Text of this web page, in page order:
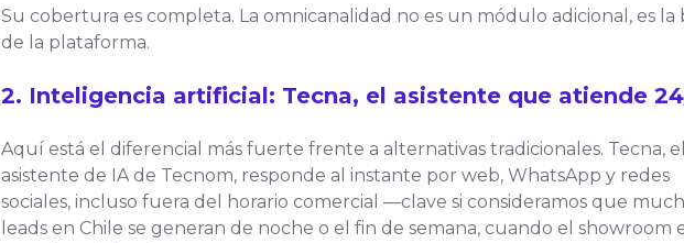
Su cobertura es completa. La omnicanalidad no es un módulo adicional, es la
de la plataforma.
2. Inteligencia artificial: Tecna, el asistente que atiende
Aquí está el diferencial más fuerte frente a alternativas tradicionales. Tecna, el
asistente de IA de Tecnom, responde al instante por web, WhatsApp y redes
sociales, incluso fuera del horario comercial —clave si consideramos que
leads en Chile se generan de noche o el fin de semana, cuando el showroom